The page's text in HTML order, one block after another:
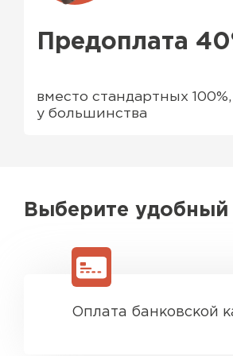
Предоплата
вместо стандартных 100%,
у большинства
Выберите
Оплата банковской